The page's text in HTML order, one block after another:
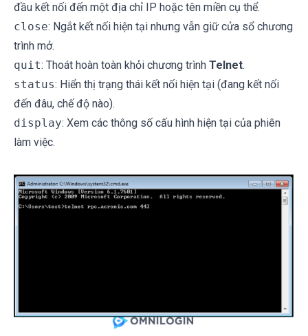
đầu kết nối đến một địa chỉ IP hoặc tên miền cụ thể.
close: Ngắt kết nối hiện tại nhưng vẫn giữ cửa sổ chương
trình mở.
quit: Thoát hoàn toàn khỏi chương trình Telnet.
status: Hiển thị trạng thái kết nối hiện tại (đang kết nối
đến đâu, chế độ nào).
display: Xem các thông số cấu hình hiện tại của phiên
làm việc.